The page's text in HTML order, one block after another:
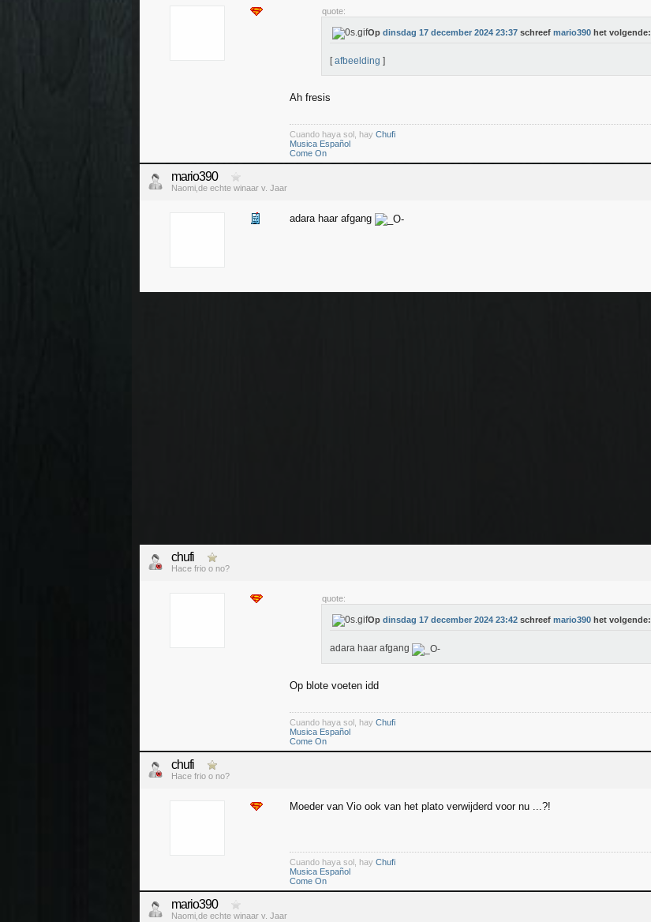
quote:
Op dinsdag 17 december 2024 23:37 schreef mario390 het volgende:
[afbeelding ]
Ah fresis
Cuando haya sol, hay Chufi
Musica Español
Come On
mario390
Naomi,de echte winaar v. Jaar
adara haar afgang
chufi
Hace frio o no?
quote:
Op dinsdag 17 december 2024 23:42 schreef mario390 het volgende:
adara haar afgang
Op blote voeten idd
Cuando haya sol, hay Chufi
Musica Español
Come On
chufi
Hace frio o no?
Moeder van Vio ook van het plato verwijderd voor nu ...?!
Cuando haya sol, hay Chufi
Musica Español
Come On
mario390
Naomi,de echte winaar v. Jaar